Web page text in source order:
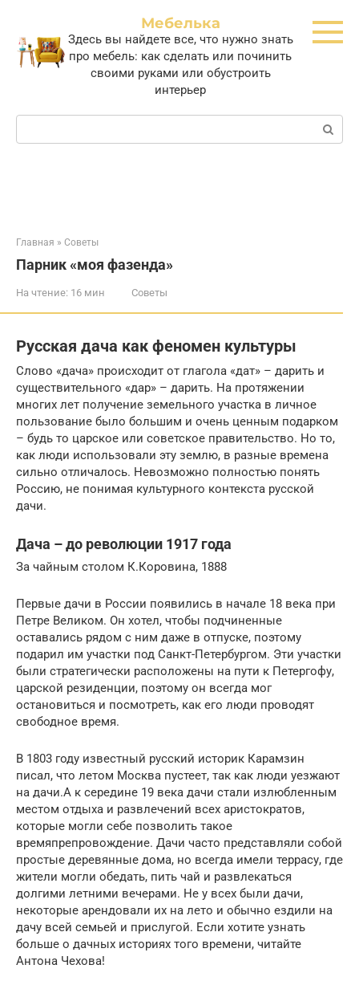
контенту
Мебелька
Здесь вы найдете все, что нужно знать
про мебель: как сделать или починить
своими руками или обустроить
интерьер
Поиск:
Главная » Советы
Парник «моя фазенда»
На чтение: 16 мин Советы
Русская дача как феномен культуры
Слово «дача» происходит от глагола «дат» – дарить и
существительного «дар» – дарить. На протяжении
многих лет получение земельного участка в личное
пользование было большим и очень ценным подарком
– будь то царское или советское правительство. Но то,
как люди использовали эту землю, в разные времена
сильно отличалось. Невозможно полностью понять
Россию, не понимая культурного контекста русской
дачи.
Дача – до революции 1917 года
За чайным столом К.Коровина, 1888
Первые дачи в России появились в начале 18 века при
Петре Великом. Он хотел, чтобы подчиненные
оставались рядом с ним даже в отпуске, поэтому
подарил им участки под Санкт-Петербургом. Эти участки
были стратегически расположены на пути к Петергофу,
царской резиденции, поэтому он всегда мог
остановиться и посмотреть, как его люди проводят
свободное время.
В 1803 году известный русский историк Карамзин
писал, что летом Москва пустеет, так как люди уезжают
на дачи.А к середине 19 века дачи стали излюбленным
местом отдыха и развлечений всех аристократов,
которые могли себе позволить такое
времяпрепровождение. Дачи часто представляли собой
простые деревянные дома, но всегда имели террасу, где
жители могли обедать, пить чай и развлекаться
долгими летними вечерами. Не у всех были дачи,
некоторые арендовали их на лето и обычно ездили на
дачу всей семьей и прислугой. Если хотите узнать
больше о дачных историях того времени, читайте
Антона Чехова!